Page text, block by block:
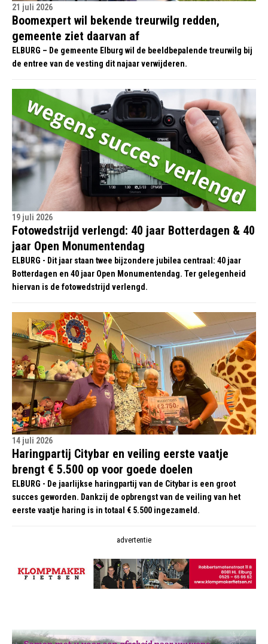
21 juli 2026
Boomexpert wil bekende treurwilg redden,
gemeente ziet daarvan af
ELBURG – De gemeente Elburg wil de beeldbepalende treurwilg bij
de entree van de vesting dit najaar verwijderen.
19 juli 2026
Fotowedstrijd verlengd: 40 jaar Botterdagen & 40
jaar Open Monumentendag
ELBURG - Dit jaar staan twee bijzondere jubilea centraal: 40 jaar
Botterdagen en 40 jaar Open Monumentendag. Ter gelegenheid
hiervan is de fotowedstrijd verlengd.
14 juli 2026
Haringpartij Citybar en veiling eerste vaatje
brengt € 5.500 op voor goede doelen
ELBURG - De jaarlijkse haringpartij van de Citybar is een groot
succes geworden. Dankzij de opbrengst van de veiling van het
eerste vaatje haring is in totaal € 5.500 ingezameld.
advertentie